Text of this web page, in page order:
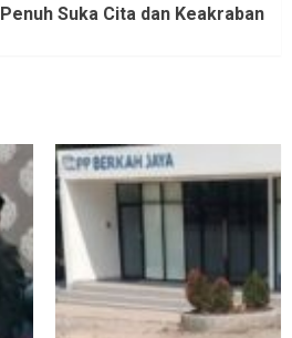
Penuh Suka Cita dan Keakraban